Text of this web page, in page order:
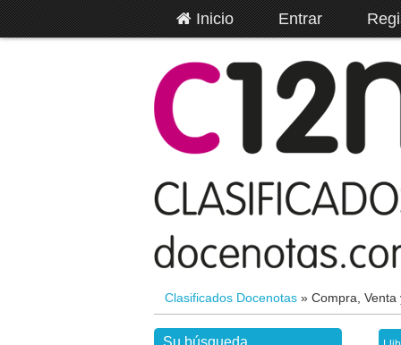
Inicio Entrar
Clasificados Docenotas » Compra, Venta
Su búsqueda